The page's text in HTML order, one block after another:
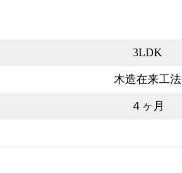
3LDK
木造在来工法
４ヶ月